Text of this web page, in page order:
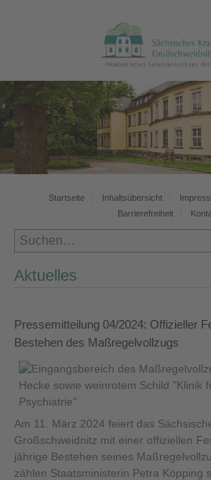
Startseite Inhaltsübersicht
Barrierefreiheit
Aktuelles
Pressemitteilung 04/2024: Offizieller
Bestehen des Maßregelvollzugs
Am 11. März 2024 feiert das
Großschweidnitz mit einer offiziellen
jährige Bestehen seines
zählen Staatsministerin Petra Köpping